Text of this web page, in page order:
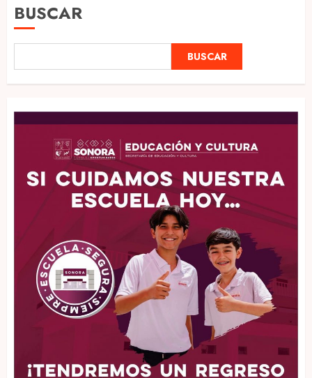
BUSCAR
BUSCAR